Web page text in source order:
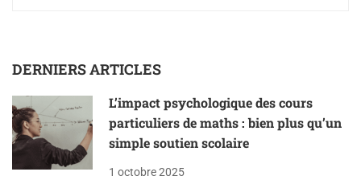
DERNIERS ARTICLES
L’impact psychologique des cours
particuliers de maths : bien plus qu’un
simple soutien scolaire
1 octobre 2025